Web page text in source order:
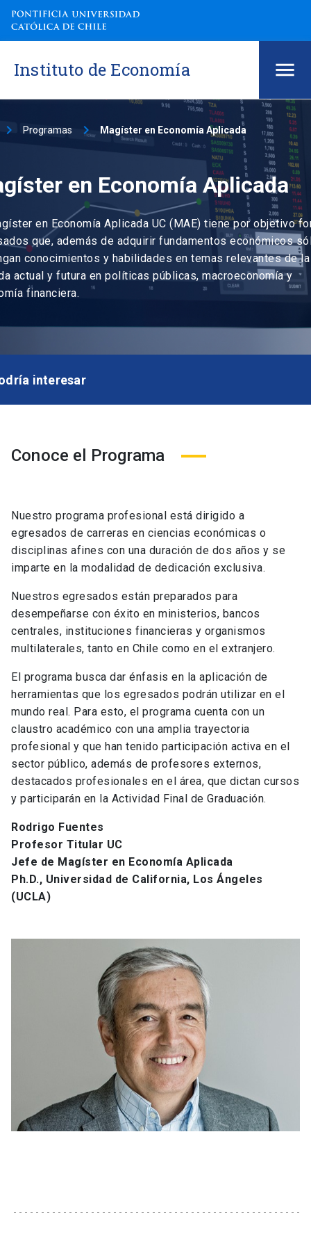
Instituto de Economía
keyboard_arrow_right Programas keyboard_arrow_right Magíster en Economía Aplicada
en Economía Aplicada
en Economía Aplicada UC (MAE) tiene por objetivo
que, además de adquirir fundamentos económicos
conocimientos y habilidades en temas relevantes de la
actual y futura en políticas públicas, macroeconomía y
financiera.
interesar
de Graduación
y Financiamiento
Contacto
Postula aquí keyboard_arrow_right
Conoce el Programa
Nuestro programa profesional está dirigido a
egresados de carreras en ciencias económicas o
disciplinas afines con una duración de dos años y se
imparte en la modalidad de dedicación exclusiva.
Nuestros egresados están preparados para
desempeñarse con éxito en ministerios, bancos
centrales, instituciones financieras y organismos
multilaterales, tanto en Chile como en el extranjero.
El programa busca dar énfasis en la aplicación de
herramientas que los egresados podrán utilizar en el
mundo real. Para esto, el programa cuenta con un
claustro académico con una amplia trayectoria
profesional y que han tenido participación activa en el
sector público, además de profesores externos,
destacados profesionales en el área, que dictan cursos
y participarán en la Actividad Final de Graduación.
Rodrigo Fuentes
Profesor Titular UC
Jefe de Magíster en Economía Aplicada
Ph.D., Universidad de California, Los Ángeles
(UCLA)